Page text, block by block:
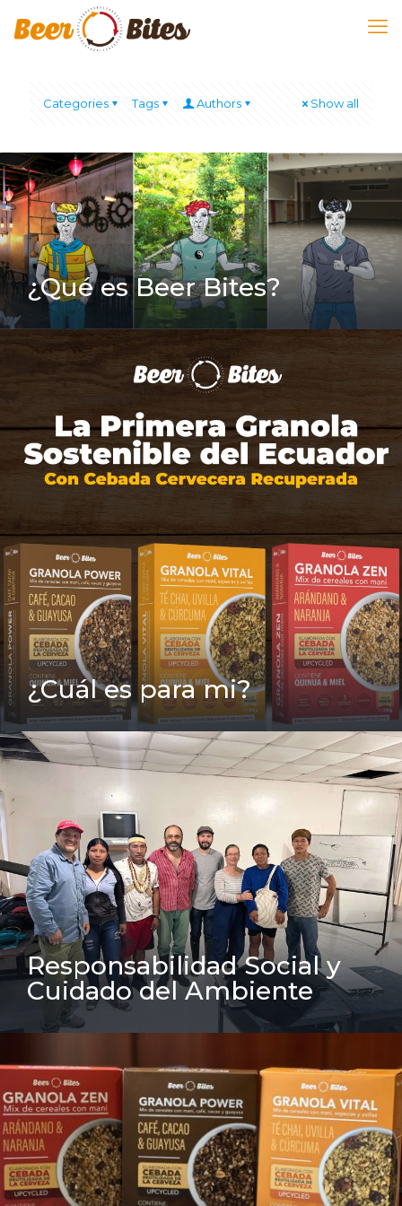
Categories Tags Authors Show all
¿Qué es Beer Bites?
¿Cuál es para mi?
Responsabilidad Social y
Cuidado del Ambiente